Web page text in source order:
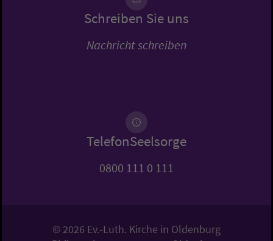
Schreiben Sie uns
Nachricht schreiben
TelefonSeelsorge
0800 111 0 111
© 2026 Ev.-Luth. Kirche in Oldenburg